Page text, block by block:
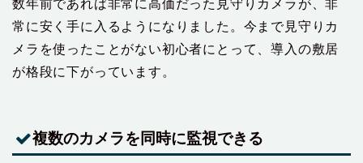
数年前であれば非常に高価だった見守りカメラが、非
常に安く手に入るようになりました。今まで見守りカ
メラを使ったことがない初心者にとって、導入の敷居
が格段に下がっています。
複数のカメラを同時に監視できる